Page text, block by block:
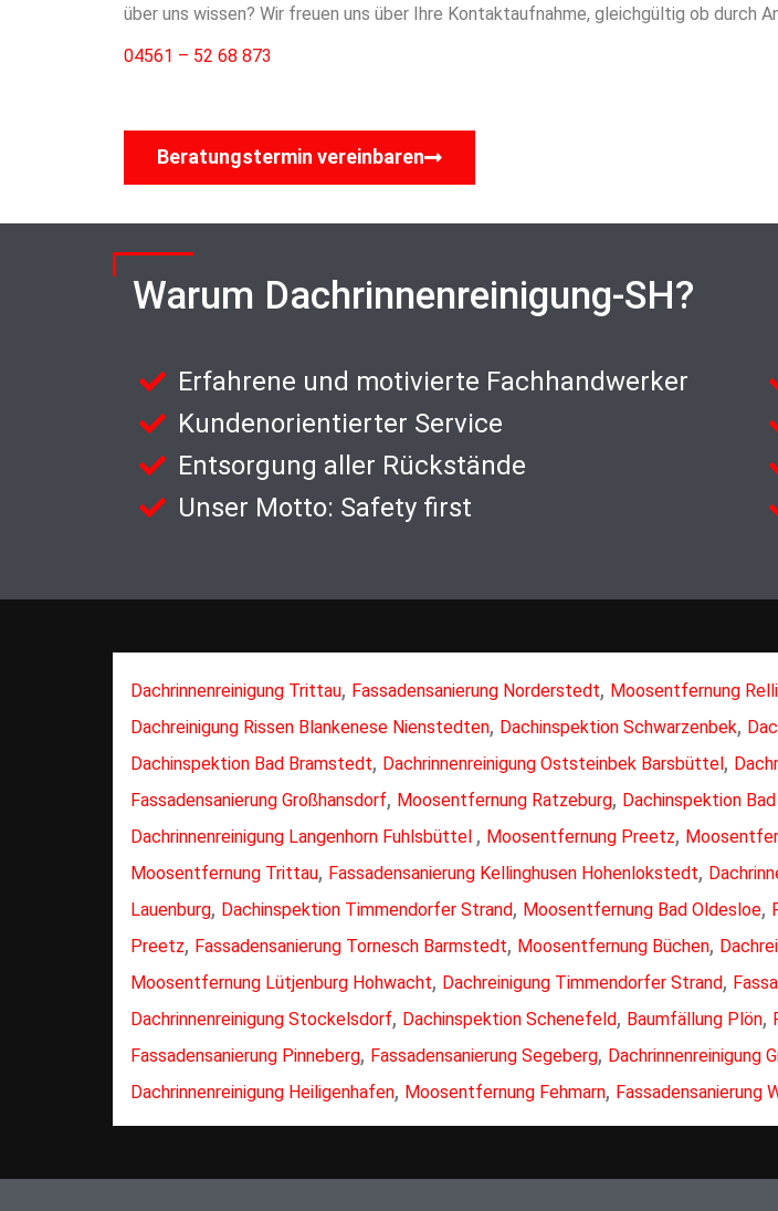
über uns wissen? Wir freuen uns über Ihre Kontaktaufnahme, gleichgültig ob durch
04561 – 52 68 873
Beratungstermin vereinbaren
Warum Dachrinnenreinigung-SH?
Erfahrene und motivierte Fachhandwerker
Kundenorientierter Service
Entsorgung aller Rückstände
Unser Motto: Safety first
Dachrinnenreinigung Trittau, Fassadensanierung Norderstedt, Moosentfernung
Dachreinigung Rissen Blankenese Nienstedten, Dachinspektion Schwarzenbek,
Dachinspektion Bad Bramstedt, Dachrinnenreinigung Oststeinbek Barsbüttel,
Fassadensanierung Großhansdorf, Moosentfernung Ratzeburg, Dachinspektion
Dachrinnenreinigung Langenhorn Fuhlsbüttel , Moosentfernung Preetz,
Moosentfernung Trittau, Fassadensanierung Kellinghusen Hohenlokstedt,
Lauenburg, Dachinspektion Timmendorfer Strand, Moosentfernung Bad Oldesloe,
Preetz, Fassadensanierung Tornesch Barmstedt, Moosentfernung Büchen,
Moosentfernung Lütjenburg Hohwacht, Dachreinigung Timmendorfer Strand,
Dachrinnenreinigung Stockelsdorf, Dachinspektion Schenefeld, Baumfällung Plön,
Fassadensanierung Pinneberg, Fassadensanierung Segeberg, Dachrinnenreinigung
Dachrinnenreinigung Heiligenhafen, Moosentfernung Fehmarn, Fassadensanierung